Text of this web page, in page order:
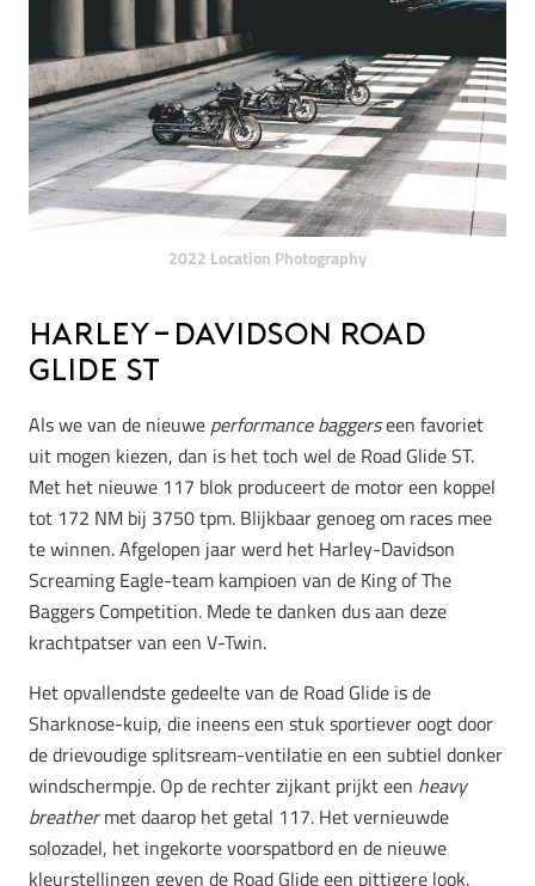
2022 Location Photography
Harley-Davidson Road
Glide ST
Als we van de nieuwe performance baggerseen favoriet
uit mogen kiezen, dan is het toch wel de Road Glide ST.
Met het nieuwe 117 blok produceert de motor een koppel
tot 172 NM bij 3750 tpm. Blijkbaar genoeg om races mee
te winnen. Afgelopen jaar werd het Harley-Davidson
Screaming Eagle-team kampioen van de King of The
Baggers Competition. Mede te danken dus aan deze
krachtpatser van een V-Twin.
Het opvallendste gedeelte van de Road Glide is de
Sharknose-kuip, die ineens een stuk sportiever oogt door
de drievoudige splitsream-ventilatie en een subtiel donker
windschermpje. Op de rechter zijkant prijkt een heavy
breathermet daarop het getal 117. Het vernieuwde
solozadel, het ingekorte voorspatbord en de nieuwe
kleurstellingen geven de Road Glide een pittigere look.